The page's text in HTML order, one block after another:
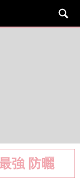
強 防曬